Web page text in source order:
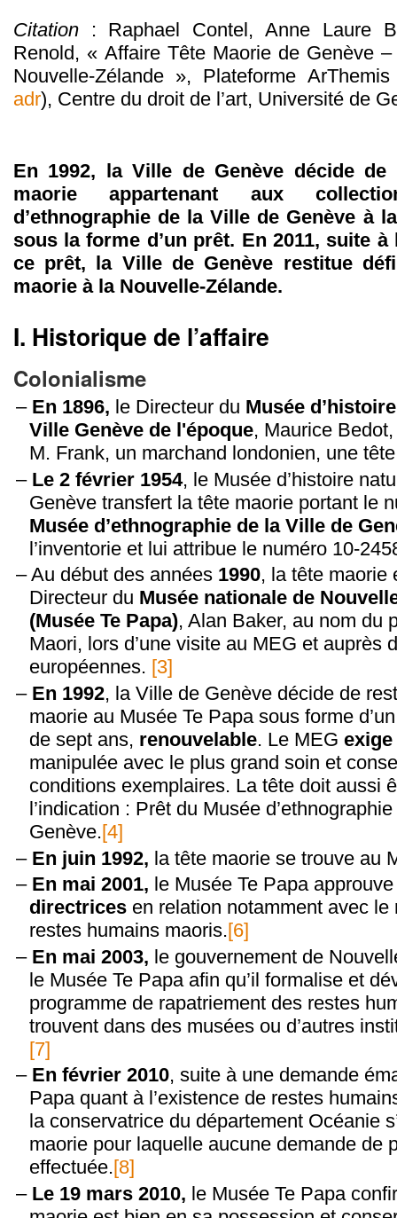
Citation : Raphael Contel, Anne Laure
Renold, « Affaire Tête Maorie de Genève
Nouvelle-Zélande », Plateforme
adr), Centre du droit de l’art, Université de
En 1992, la Ville de Genève décide
maorie appartenant aux
d’ethnographie de la Ville de Genève à
sous la forme d’un prêt. En 2011, suite
ce prêt, la Ville de Genève restitue
maorie à la Nouvelle-Zélande.
I. Historique de l’affaire
Colonialisme
En 1896, le Directeur du Musée
Ville Genève de l'époque, Maurice
M. Frank, un marchand londonien, une
Le 2 février 1954, le Musée d’histoire
Genève transfert la tête maorie portant le
Musée d’ethnographie de la Ville de
l’inventorie et lui attribue le numéro 10-
Au début des années 1990, la tête maorie
Directeur du Musée nationale de
(Musée Te Papa), Alan Baker, au nom du
Maori, lors d’une visite au MEG et auprès
européennes. [3]
En 1992, la Ville de Genève décide de
maorie au Musée Te Papa sous forme
de sept ans, renouvelable. Le MEG exige
manipulée avec le plus grand soin et
conditions exemplaires. La tête doit aussi
l’indication : Prêt du Musée
Genève.[4]
En juin 1992, la tête maorie se trouve au
En mai 2001, le Musée Te Papa
directricesen relation notamment avec le
restes humains maoris.[6]
En mai 2003, le gouvernement de
le Musée Te Papa afin qu’il formalise et
programme de rapatriement des restes
trouvent dans des musées ou d’autres
[7]
En février 2010, suite à une demande
Papa quant à l’existence de restes
la conservatrice du département Océanie
maorie pour laquelle aucune demande de
effectuée.[8]
Le 19 mars 2010, le Musée Te Papa